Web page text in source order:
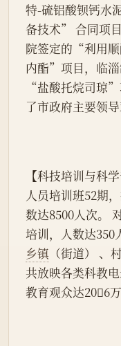
特-硫铝酸钡钙水
备技术” 合同项
院签定的“利用
内酯”项目，临
“盐酸托烷司琼
了市政府主要领
【科技培训与科
人员培训班52期
数达8500人次。
培训，人数达350
乡镇 （街道） 、
共放映各类科教
教育观众达206万